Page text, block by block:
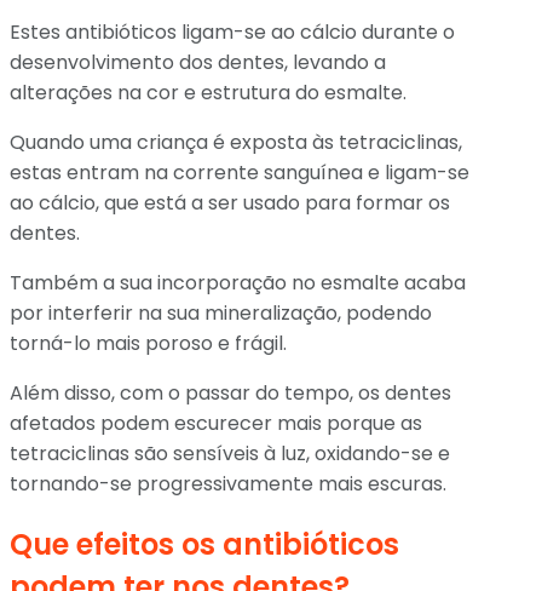
Estes antibióticos ligam-se ao cálcio durante o
desenvolvimento dos dentes, levando a
alterações na cor e estrutura do esmalte.
Quando uma criança é exposta às tetraciclinas,
estas entram na corrente sanguínea e ligam-se
ao cálcio, que está a ser usado para formar os
dentes.
Também a sua incorporação no esmalte acaba
por interferir na sua mineralização, podendo
torná-lo mais poroso e frágil.
Além disso, com o passar do tempo, os dentes
afetados podem escurecer mais porque as
tetraciclinas são sensíveis à luz, oxidando-se e
tornando-se progressivamente mais escuras.
Que efeitos os antibióticos